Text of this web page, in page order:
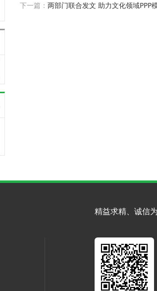
下一篇： 两部门联合发文 助力文化领域PPP
精益求精、诚信